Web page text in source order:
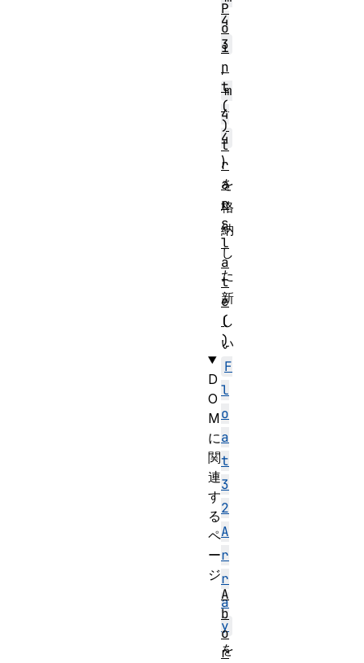
4
3
,
m
4
4
)
を
格
納
し
た
新
し
い
F
l
o
a
t
3
2
A
r
r
a
y
を
P
o
i
n
t
(
)
t
r
a
n
s
l
a
t
e
(
)
D
O
M
に
関
連
す
る
ペ
ー
ジ
A
b
o
r